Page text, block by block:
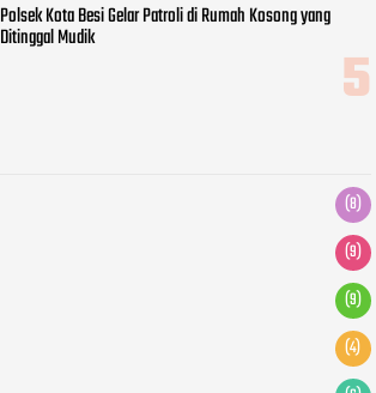
Polsek Kota Besi Gelar Patroli di Rumah Kosong yang
Ditinggal Mudik
(8)
(9)
(9)
(4)